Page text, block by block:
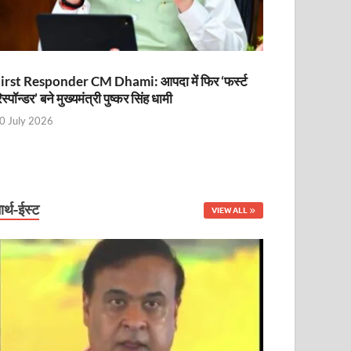
Responder CM Dhami: आपदा में फिर ‘फर्स्ट
बने मुख्यमंत्री पुष्कर सिंह धामी
July 2026
ईस्ट VIEW ALL